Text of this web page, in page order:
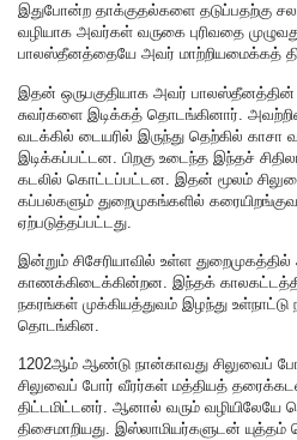
இதுபோன்ற தாக்குதல்களை தடுப்பதற்கு
வழியாக அவர்கள் வருகை புரிவதை
பாலஸ்தீனத்தையே அவர் மாற்றியமைக்கத்
இதன் ஒருபகுதியாக அவர்
சுவர்களை இடிக்கத் தொடங்கினார்.
வடக்கில் டையரில் இருந்து தெற்கில் காசா
இடிக்கப்பட்டன. பிறகு உடைந்த இந்தச்
கடலில் கொட்டப்பட்டன. இதன் மூலம்
கப்பல்களும் துறைமுகங்களில்
ஏற்படுத்தப்பட்டது.
இன்றும் சிசேரியாவில் உள்ள
காணக்கிடைக்கின்றன. இந்தக்
நகரங்கள் முக்கியத்துவம் இழந்து
தொடங்கின.
1202ஆம் ஆண்டு நான்காவது சிலுவைப்
சிலுவைப் போர் வீரர்கள் மத்தியத்
திட்டமிட்டனர். ஆனால் வரும் வழியிலேயே
திசைமாறியது. இஸ்லாமியர்களுடன்